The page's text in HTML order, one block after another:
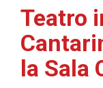
Teatro
la Sala